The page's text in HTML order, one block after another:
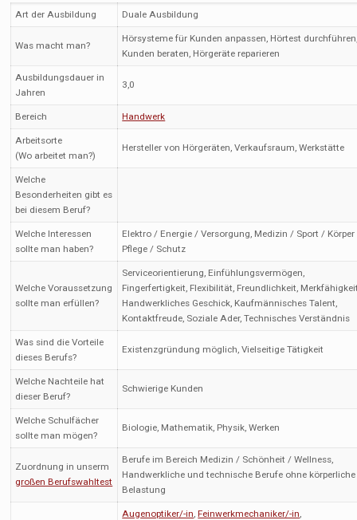
Art der Ausbildung Duale Ausbildung
Was macht man?
Hörsysteme für Kunden anpassen, Hörtest
Kunden beraten, Hörgeräte reparieren
Ausbildungsdauer in
Jahren
3,0
Bereich Handwerk
Arbeitsorte
(Wo arbeitet man?)
Hersteller von Hörgeräten, Verkaufsraum, Werkstätte
Welche
Besonderheiten gibt es
bei diesem Beruf?
Welche Interessen
sollte man haben?
Elektro / Energie / Versorgung, Medizin / Sport /
Pflege / Schutz
Welche Voraussetzung
sollte man erfüllen?
Serviceorientierung, Einfühlungsvermögen,
Fingerfertigkeit, Flexibilität, Freundlichkeit,
Handwerkliches Geschick, Kaufmännisches Talent,
Kontaktfreude, Soziale Ader, Technisches Verständnis
Was sind die Vorteile
dieses Berufs?
Existenzgründung möglich, Vielseitige Tätigkeit
Welche Nachteile hat
dieser Beruf?
Schwierige Kunden
Welche Schulfächer
sollte man mögen?
Biologie, Mathematik, Physik, Werken
Zuordnung in unserm
großen Berufswahltest
Berufe im Bereich Medizin / Schönheit / Wellness,
Handwerkliche und technische Berufe ohne körperliche
Belastung
Augenoptiker/-in,Feinwerkmechaniker/-in,